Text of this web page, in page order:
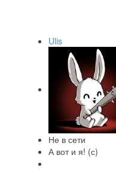
Ulis
Не в сети
А вот и я! (с)